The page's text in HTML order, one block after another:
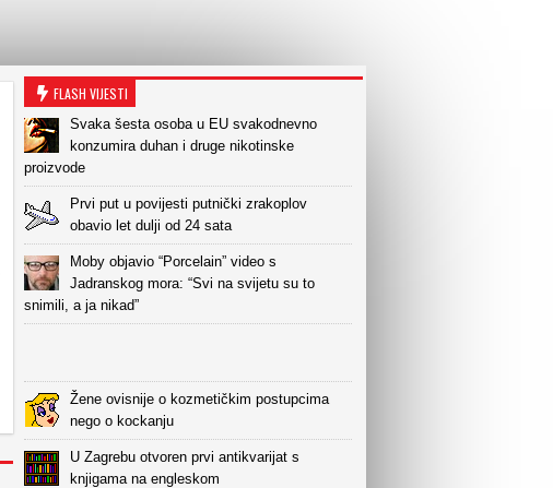
FLASH VIJESTI
Svaka šesta osoba u EU svakodnevno
konzumira duhan i druge nikotinske
proizvode
Prvi put u povijesti putnički zrakoplov
obavio let dulji od 24 sata
Moby objavio “Porcelain” video s
Jadranskog mora: “Svi na svijetu su to
snimili, a ja nikad”
Žene ovisnije o kozmetičkim postupcima
nego o kockanju
U Zagrebu otvoren prvi antikvarijat s
knjigama na engleskom